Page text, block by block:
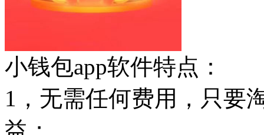
小钱包app软件特点：
1，无需任何费用，只要
益；